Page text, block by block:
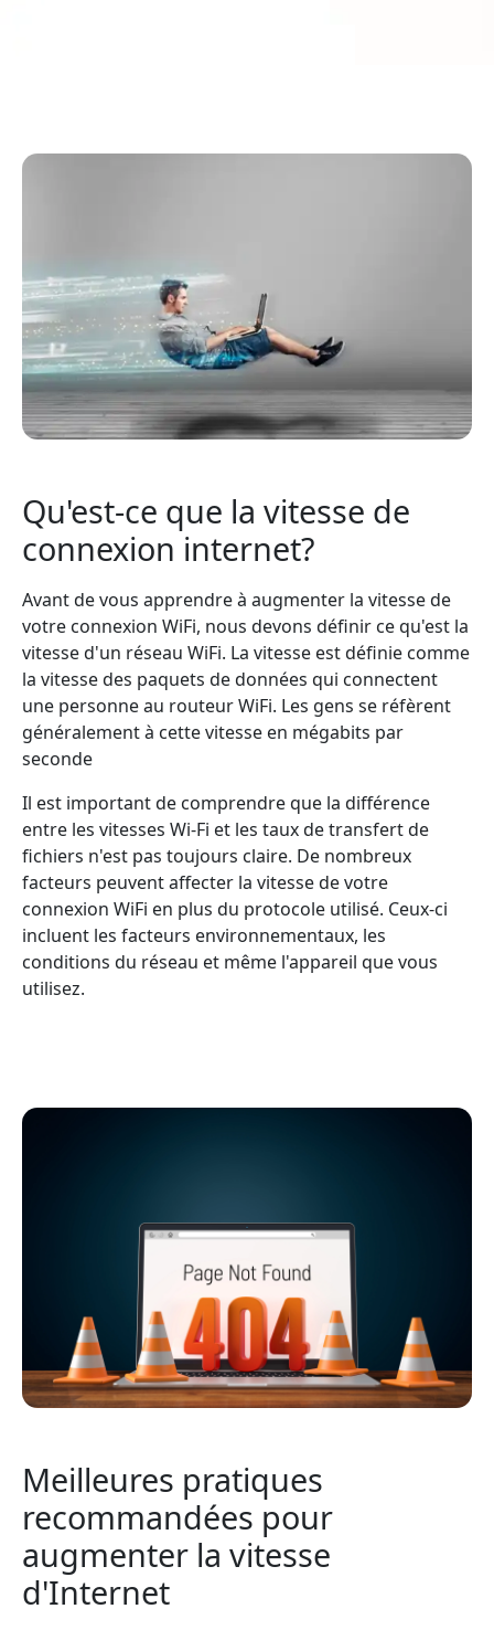
Qu'est-ce que la vitesse de
connexion internet?
Avant de vous apprendre à augmenter la vitesse de
votre connexion WiFi, nous devons définir ce qu'est la
vitesse d'un réseau WiFi. La vitesse est définie comme
la vitesse des paquets de données qui connectent
une personne au routeur WiFi. Les gens se réfèrent
généralement à cette vitesse en mégabits par
seconde
Il est important de comprendre que la différence
entre les vitesses Wi-Fi et les taux de transfert de
fichiers n'est pas toujours claire. De nombreux
facteurs peuvent affecter la vitesse de votre
connexion WiFi en plus du protocole utilisé. Ceux-ci
incluent les facteurs environnementaux, les
conditions du réseau et même l'appareil que vous
utilisez.
Meilleures pratiques
recommandées pour
augmenter la vitesse
d'Internet